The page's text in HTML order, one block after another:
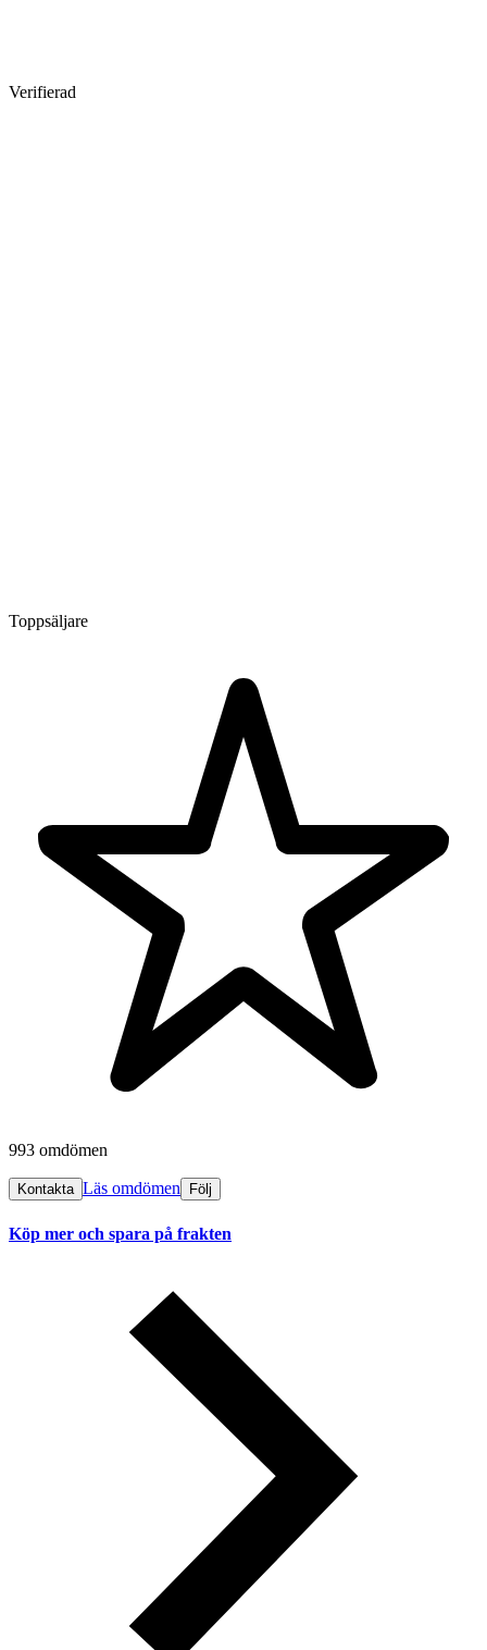
Verifierad
Toppsäljare
993 omdömen
Kontakta Läs omdömen Följ
Köp mer och spara på frakten